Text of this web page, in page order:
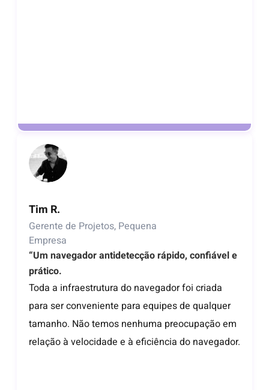
Tim R.
Gerente de Projetos, Pequena
Empresa
“Um navegador antidetecção rápido, confiável e
prático.
Toda a infraestrutura do navegador foi criada
para ser conveniente para equipes de qualquer
tamanho. Não temos nenhuma preocupação em
relação à velocidade e à eficiência do navegador.